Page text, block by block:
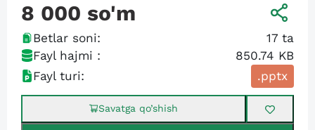
8 000 so'm
Betlar soni: 17 ta
Fayl hajmi :
850.74 KB
Fayl turi:
.pptx
Savatga qo’shish